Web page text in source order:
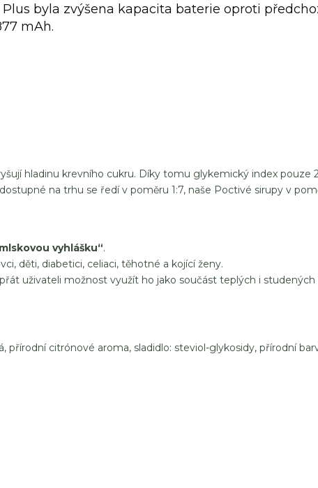
Plus byla zvýšena kapacita baterie oproti
mAh.
hladinu krevního cukru. Díky tomu glykemický index pouze
na trhu se ředí v poměru 1:7, naše Poctivé sirupy v
vyhlášku“.
děti, diabetici, celiaci, těhotné a kojící ženy.
uživateli možnost využít ho jako součást teplých i studených
citrónové aroma, sladidlo: steviol-glykosidy, přírodní